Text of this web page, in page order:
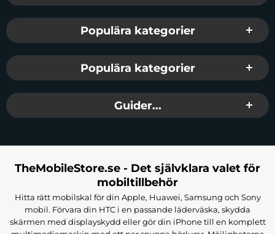
Populära kategorier
Populära kategorier
Guider...
TheMobileStore.se - Det självklara valet för
mobiltillbehör
Hitta rätt mobilskal för din Apple, Huawei, Samsung och Sony
mobil. Förvara din HTC i en passande läderväska, skydda
skärmen med displayskydd eller gör din iPhone till en komplett